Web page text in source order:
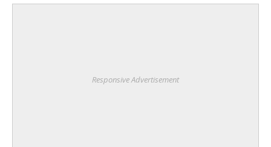
Responsive Advertisement